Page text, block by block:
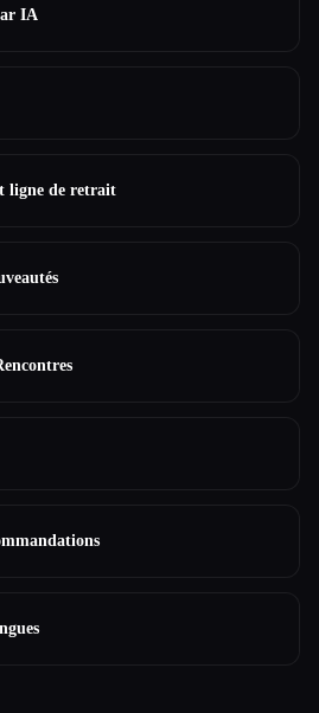
IA
ligne de retrait